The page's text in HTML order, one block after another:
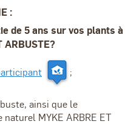
:
de 5 ans sur vos plants à
ARBUSTE?
;
ainsi que le
MYKE ARBRE ET